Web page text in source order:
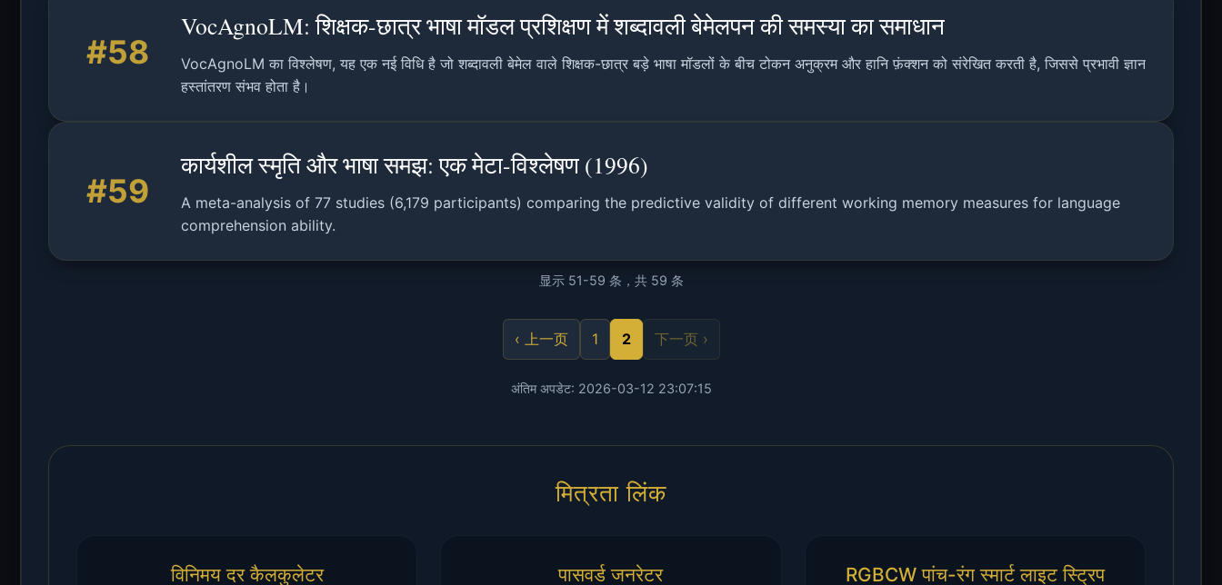
#58
VocAgnoLM: शिक्षक-छात्र भाषा मॉडल प्रशिक्षण में शब्दावली बेमेलपन की समस्या का समाधान
VocAgnoLM का विश्लेषण, यह एक नई विधि है जो शब्दावली बेमेल वाले शिक्षक-छात्र बड़े भाषा मॉडलों के बीच टोकन अनुक्रम और हानि फ़ंक्शन को संरेखित करती है, जिससे प्रभावी ज्ञान
हस्तांतरण संभव होता है।
#59
कार्यशील स्मृति और भाषा समझ: एक मेटा-विश्लेषण (1996)
A meta-analysis of 77 studies (6,179 participants) comparing the predictive validity of different working memory measures for language
comprehension ability.
显示 51-59 条，共 59 条
‹ 上一页 1 2 下一页 ›
अंतिम अपडेट: 2026-03-12 23:07:15
मित्रता लिंक
विनिमय दर कैलकुलेटर पासवर्ड जनरेटर RGBCW पांच-रंग स्मार्ट लाइट स्ट्रिप